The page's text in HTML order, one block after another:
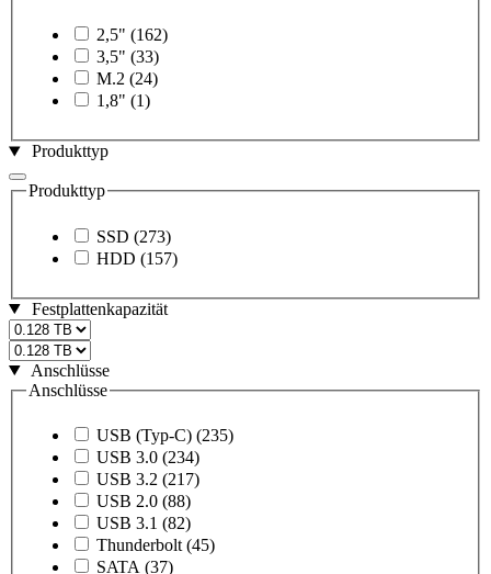
2,5" (162)
3,5" (33)
M.2 (24)
1,8" (1)
Produkttyp
Produkttyp
SSD (273)
HDD (157)
Festplattenkapazität
Anschlüsse
Anschlüsse
USB (Typ-C) (235)
USB 3.0 (234)
USB 3.2 (217)
USB 2.0 (88)
USB 3.1 (82)
Thunderbolt (45)
SATA (37)